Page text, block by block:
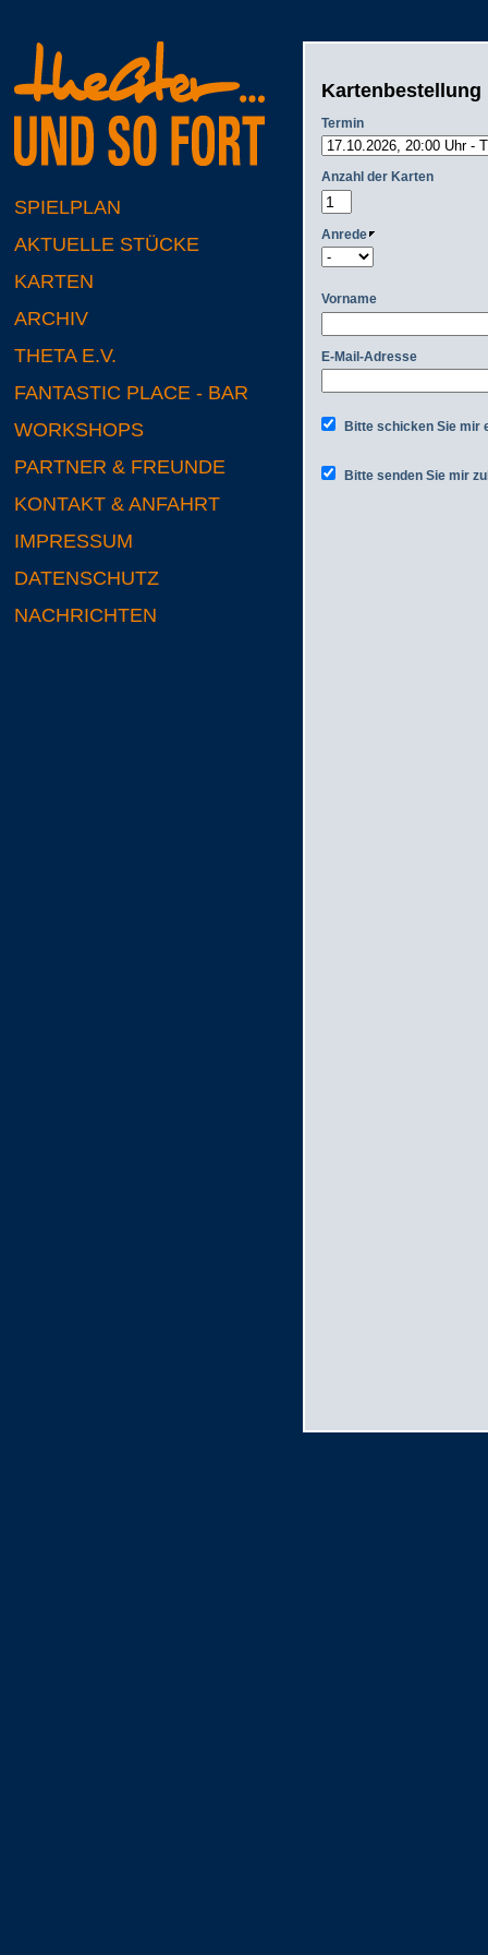
SPIELPLAN
AKTUELLE STÜCKE
KARTEN
ARCHIV
THETA E.V.
FANTASTIC PLACE - BAR
WORKSHOPS
PARTNER & FREUNDE
KONTAKT & ANFAHRT
IMPRESSUM
DATENSCHUTZ
NACHRICHTEN
Kartenbestellung
Termin
Anzahl der Karten
Anrede
Vorname
E-Mail-Adresse
Bitte schicken Sie mir
Bitte senden Sie mir